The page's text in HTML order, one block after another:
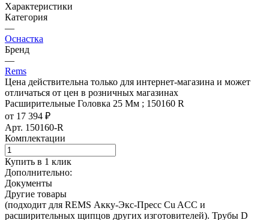
Характеристики
Категория
—
Оснастка
Бренд
—
Rems
Цена действительна только для интернет-магазина и может
отличаться от цен в розничных магазинах
Расширительные Головка 25 Мм ; 150160 R
от 17 394 ₽
Арт. 150160-R
Комплектации
Купить в 1 клик
Дополнительно:
Документы
Другие товары
(подходит для REMS Акку-Экс-Пресс Cu ACC и
расширительных щипцов других изготовителей). Трубы D